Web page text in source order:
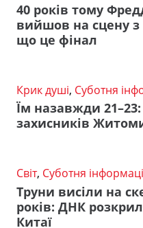
40 років тому
вийшов на сцену з
що це фінал
Крик душі, Суботня
Їм назавжди
захисників
Світ, Суботня
Труни висіли на
років: ДНК
Китаї